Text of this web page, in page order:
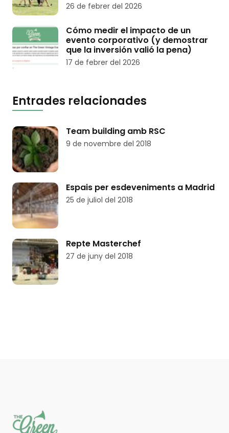
26 de febrer del 2026
Cómo medir el impacto de un
evento corporativo (y demostrar
que la inversión valió la pena)
17 de febrer del 2026
Entrades relacionades
Team building amb RSC
9 de novembre del 2018
Espais per esdeveniments a Madrid
25 de juliol del 2018
Repte Masterchef
27 de juny del 2018